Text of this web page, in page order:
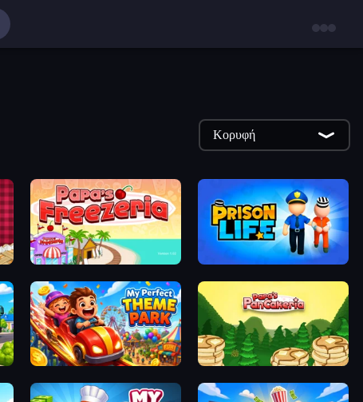
Κορυφή
Papa's Freezeria Prison Life
My Perfect Theme Park Papa's Pancakeria